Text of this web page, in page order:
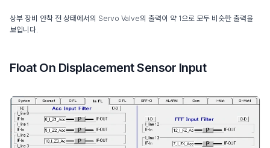
상부 장비 안착 전 상태에서의 Servo Valve의 출력이 약 1으로 모두 비슷한 출력을
보입니다.
Float On Displacement Sensor Input